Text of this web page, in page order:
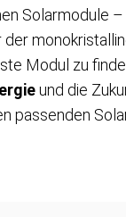
Solarmodule
Modul zu
und die
passenden